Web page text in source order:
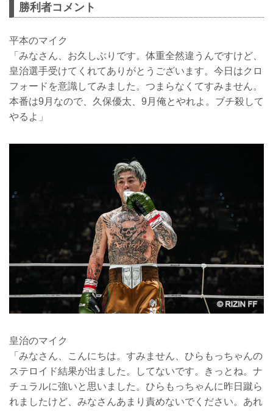
勝利者コメント
平本のマイク
「みなさん、お久しぶりです。体重全然違うんですけど、
皇治選手受けてくれてありがとうございます。今日はクロ
フォードを意識してみました。つまらなくてすみません。
本番は9月なので、久保優太、9月俺とやれよ。ブチ殺して
やるよ」
皇治のマイク
「みなさん、こんにちは。すみません、ひらもっちゃんの
ステロイド結果が出ました。してないです。きっとね。ナ
チュラルに強いと思いました。ひらもっちゃんに昨日蹴ら
れましたけど、みなさんあまり責めないでください。あれ